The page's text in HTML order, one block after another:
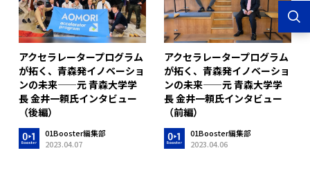
アクセラレータープログラム
が拓く、青森発イノベーショ
ンの未来——元 青森大学学
長 金井一頼氏インタビュー
（後編）
01Booster編集部
2023.04.07
アクセラレータープログラム
が拓く、青森発イノベーショ
ンの未来——元 青森大学学
長 金井一頼氏インタビュー
（前編）
01Booster編集部
2023.04.06